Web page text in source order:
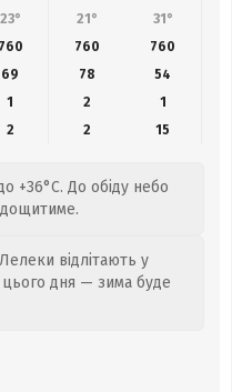
23° 21° 31°
760 760 760
69 78 54
1 2
1
2 2 15
+36°C. До обіду небо
відлітають у
цього дня — зима буде